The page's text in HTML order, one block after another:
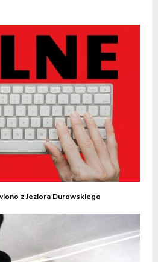
z Jeziora Durowskiego